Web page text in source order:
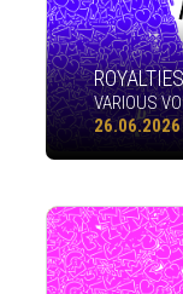
ROYALTIES
VARIOUS